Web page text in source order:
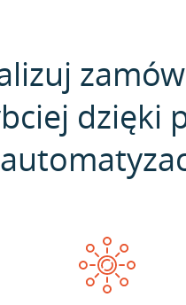
dzięki